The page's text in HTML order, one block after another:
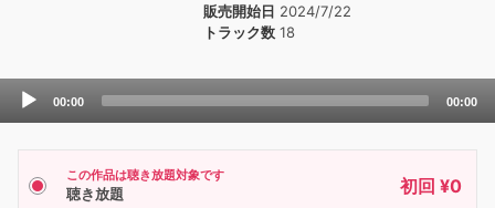
販売開始日 2024/7/22
トラック数 18
Audio
00:00 00:00
この作品は聴き放題対象です
聴き放題 初回 ¥0